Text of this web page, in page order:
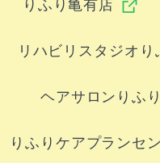
りふり亀有店
リハビリスタジオり
ヘアサロンりふり
りふりケアプランセ